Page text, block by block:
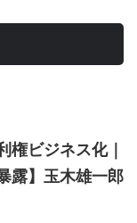
権ビジネス化｜
露】玉木雄一郎